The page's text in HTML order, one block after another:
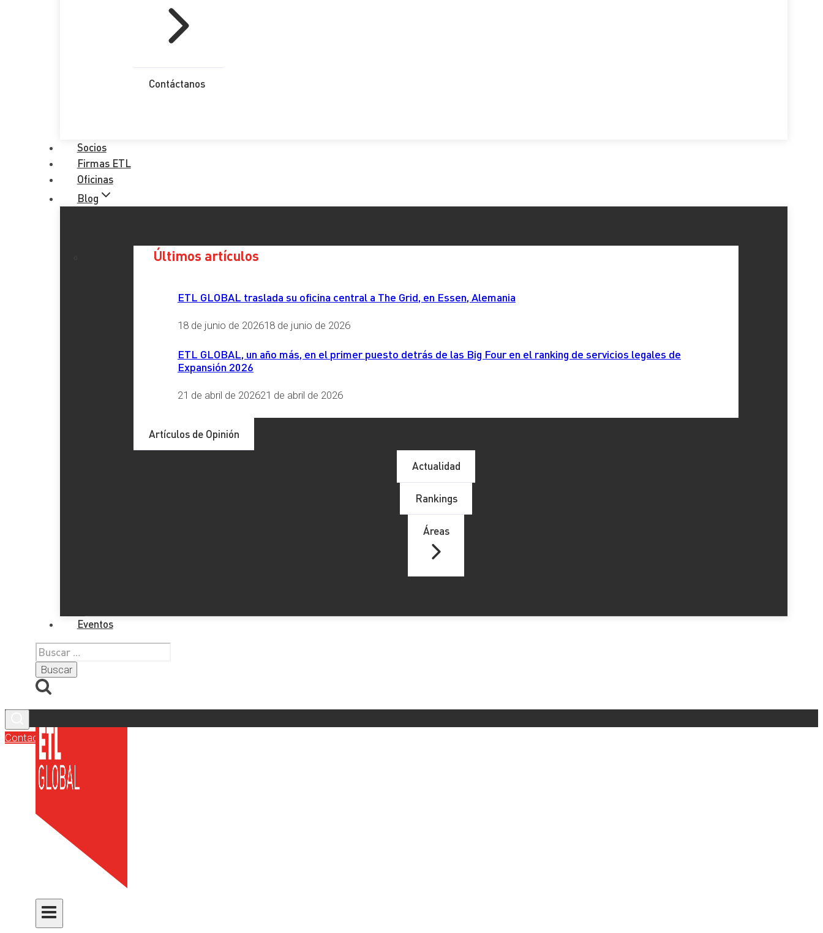
Contáctanos
Socios
Firmas ETL
Oficinas
Blog
Últimos artículos
ETL GLOBAL traslada su oficina central a The Grid, en Essen, Alemania
18 de junio de 202618 de junio de 2026
ETL GLOBAL, un año más, en el primer puesto detrás de las Big Four en el ranking de servicios legales de
Expansión 2026
21 de abril de 202621 de abril de 2026
Artículos de Opinión
Actualidad
Rankings
Áreas
Eventos
Buscar:
Contacto